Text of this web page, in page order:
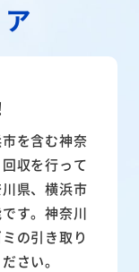
を含む神奈
収を行って
県、横浜市
す。神奈川
の引き取り
さい。